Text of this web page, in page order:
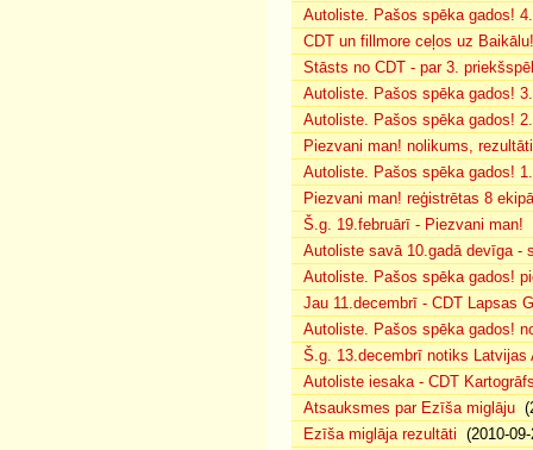
Autoliste. Pašos spēka gados!
CDT un fillmore ceļos uz Baikālu!
Stāsts no CDT - par 3.
Autoliste. Pašos spēka gados!
Autoliste. Pašos spēka gados!
Piezvani man! nolikums,
Autoliste. Pašos spēka gados!
Piezvani man! reģistrētas 8
Š.g. 19.februārī - Piezvani man!
Autoliste savā 10.gadā devīga -
Autoliste. Pašos spēka gados!
Jau 11.decembrī - CDT Lapsas
Autoliste. Pašos spēka gados!
Š.g. 13.decembrī notiks Latvijas
Autoliste iesaka - CDT
Atsauksmes par Ezīša miglāju
Ezīša miglāja rezultāti (2010-